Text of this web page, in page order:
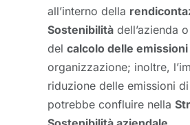
all’interno della
Sostenibilità dell’azienda
del calcolo delle emissioni
organizzazione; inoltre,
riduzione delle emissioni
potrebbe confluire nella